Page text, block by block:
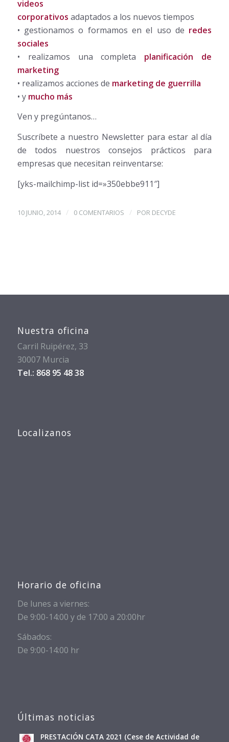
videos
corporativos adaptados a los nuevos tiempos
• gestionamos o formamos en el uso de redes
sociales
• realizamos una completa planificación de
marketing
• realizamos acciones de marketing de guerrilla
• y mucho más
Ven y pregúntanos…
Suscríbete a nuestro Newsletter para estar al día
de todos nuestros consejos prácticos para
empresas que necesitan reinventarse:
[yks-mailchimp-list id=»350ebbe911″]
10 JUNIO, 2014 / 0 COMENTARIOS / POR DECYDE
Nuestra oficina
Carril Ruipérez, 33
30007 Murcia
Tel.: 868 95 48 38
Localizanos
Horario de oficina
De lunes a viernes:
De 9:00-14:00 y de 17:00 a 20:00hr
Sábados:
De 9:00-14:00 hr
Últimas noticias
PRESTACIÓN CATA 2021 (Cese de Actividad de